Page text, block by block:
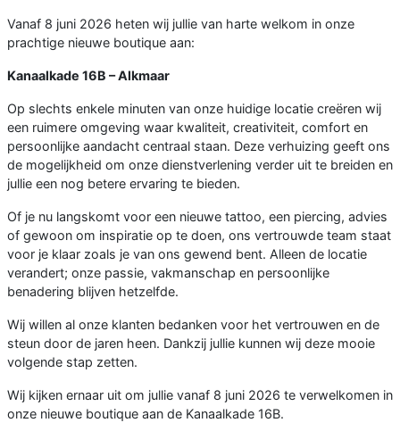
Vanaf 8 juni 2026 heten wij jullie van harte welkom in onze
prachtige nieuwe boutique aan:
Kanaalkade 16B – Alkmaar
Op slechts enkele minuten van onze huidige locatie creëren wij
een ruimere omgeving waar kwaliteit, creativiteit, comfort en
persoonlijke aandacht centraal staan. Deze verhuizing geeft ons
de mogelijkheid om onze dienstverlening verder uit te breiden en
jullie een nog betere ervaring te bieden.
Of je nu langskomt voor een nieuwe tattoo, een piercing, advies
of gewoon om inspiratie op te doen, ons vertrouwde team staat
voor je klaar zoals je van ons gewend bent. Alleen de locatie
verandert; onze passie, vakmanschap en persoonlijke
benadering blijven hetzelfde.
Wij willen al onze klanten bedanken voor het vertrouwen en de
steun door de jaren heen. Dankzij jullie kunnen wij deze mooie
volgende stap zetten.
Wij kijken ernaar uit om jullie vanaf 8 juni 2026 te verwelkomen in
onze nieuwe boutique aan de Kanaalkade 16B.